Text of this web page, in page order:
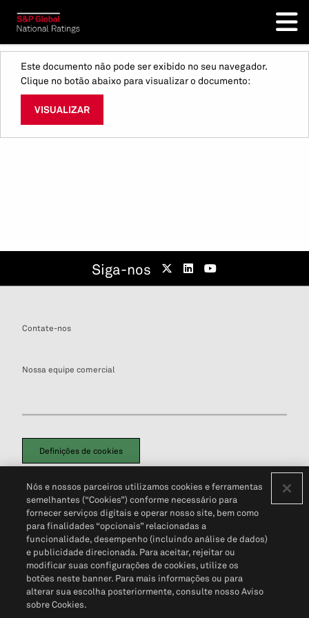
Este documento não pode ser exibido no seu navegador.
Clique no botão abaixo para visualizar o documento:
VISUALIZAR
Siga-nos
Contate-nos
Nossa equipe comercial
Definições de cookies
Política de PrivacidadePortal de privacidade do cliente (em inglês)
Não Venda Minhas Informações Pessoais© 2026 S&P Global
Nós e nossos parceiros utilizamos cookies e ferramentas
semelhantes (“Cookies”) conforme necessário para
fornecer serviços digitais e operar nosso site, bem como
para finalidades “opcionais” relacionadas a
funcionalidade, desempenho (incluindo análise de dados)
e publicidade direcionada. Para aceitar, rejeitar ou
modificar suas configurações de cookies, utilize os
botões neste banner. Para mais informações ou para
alterar sua escolha posteriormente, consulte nosso Aviso
sobre Cookies.